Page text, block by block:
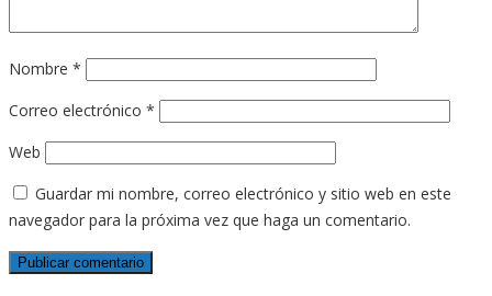
Nombre *
Correo electrónico *
Web
Guardar mi nombre, correo electrónico y sitio web en este
navegador para la próxima vez que haga un comentario.